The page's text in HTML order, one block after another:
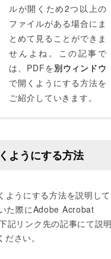
ルが開くため2つ以上の
ファイルがある場合にま
とめて見ることができま
せんよね。この記事で
は、PDFを別ウィンドウ
で開くようにする方法を
ご紹介していきます。
ようにする方法
ようにする方法を説明し
た際にAdobe Acrobat
記リンク先の記事にて説
さい。